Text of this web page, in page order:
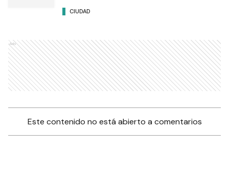
CIUDAD
Ads
Este contenido no está abierto a comentarios